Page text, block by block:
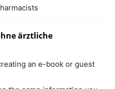
ärztliche
an e-book or guest